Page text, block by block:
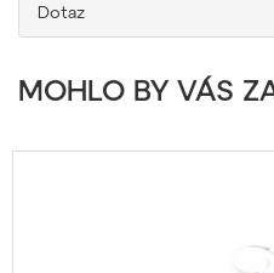
Dotaz
MOHLO BY VÁS